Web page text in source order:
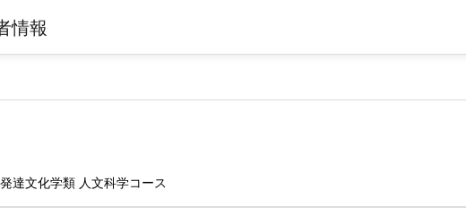
情報
達文化学類 人文科学コース